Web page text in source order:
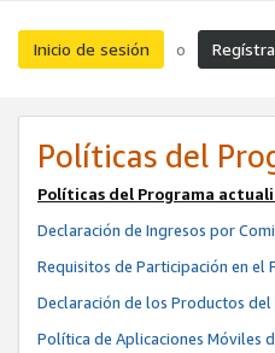
Inicio de sesión o
Políticas del
Políticas del Programa
Declaración de Ingresos por
Requisitos de Participación en el
Declaración de los Productos
Política de Aplicaciones Móviles